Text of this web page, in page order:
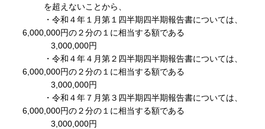
を超えないことから、
・令和４年１月第１四半期四半期報告書については、
6,000,000円の２分の１に相当する額である
3,000,000円
・令和４年４月第２四半期四半期報告書については、
6,000,000円の２分の１に相当する額である
3,000,000円
・令和４年７月第３四半期四半期報告書については、
6,000,000円の２分の１に相当する額である
3,000,000円